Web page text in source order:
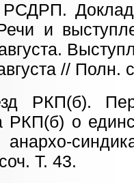
РСДРП.
и
// Полн.
РКП(б).
РКП(б) о
Т. 43.